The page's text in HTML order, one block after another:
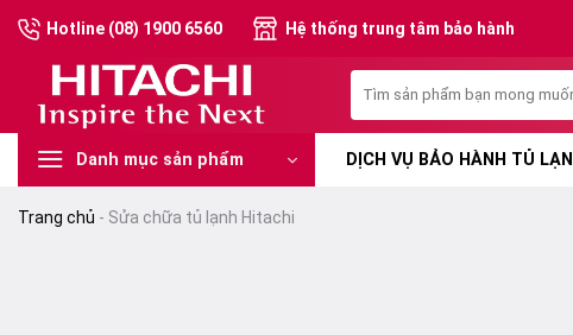
Chuyển
đến
dung
Hotline (08) 1900 6560 Hệ thống trung tâm bảo hành
kiếm:
Danh mục sản phẩm DỊCH VỤ BẢO HÀNH TỦ
Trang chủ - Sửa chữa tủ lạnh Hitachi